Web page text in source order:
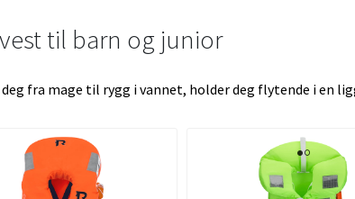
til barn og junior
fra mage til rygg i vannet, holder deg flytende i en